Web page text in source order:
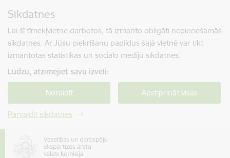
Sīkdatnes
Lai šī tīmekļvietne darbotos, tā izmanto obligāti nepieciešamās
sīkdatnes. Ar Jūsu piekrišanu papildus šajā vietnē var tikt
izmantotas statistikas un sociālo mediju sīkdatnes.
Lūdzu, atzīmējiet savu izvēli:
Noraidīt Apstiprināt visas
Pārvaldīt sīkdatnes